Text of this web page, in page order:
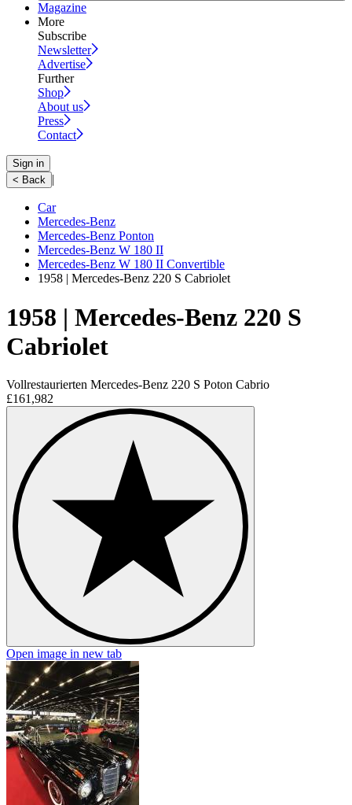
Magazine
More
Subscribe
Newsletter
Advertise
Further
Shop
About us
Press
Contact
Sign in
< Back |
Car
Mercedes-Benz
Mercedes-Benz Ponton
Mercedes-Benz W 180 II
Mercedes-Benz W 180 II Convertible
1958 | Mercedes-Benz 220 S Cabriolet
1958 | Mercedes-Benz 220 S
Cabriolet
Vollrestaurierten Mercedes-Benz 220 S Poton Cabrio
£161,982
Open image in new tab